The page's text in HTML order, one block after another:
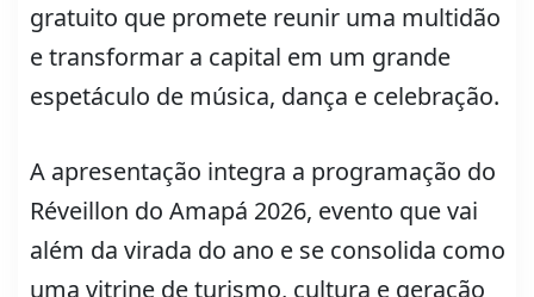
gratuito que promete reunir uma multidão
e transformar a capital em um grande
espetáculo de música, dança e celebração.
A apresentação integra a programação do
Réveillon do Amapá 2026, evento que vai
além da virada do ano e se consolida como
uma vitrine de turismo, cultura e geração